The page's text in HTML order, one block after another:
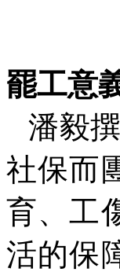
罷工意
潘毅
社保而
育、工
活的保